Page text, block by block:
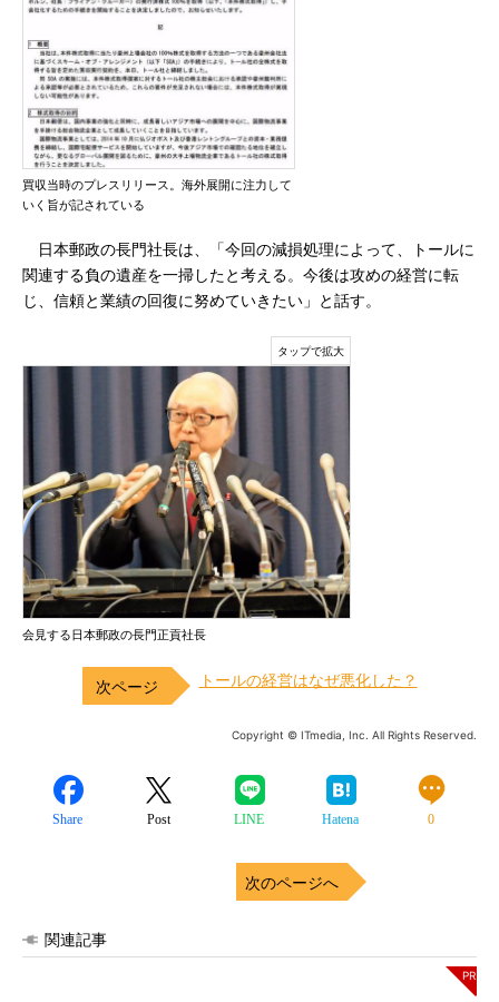
買収当時のプレスリリース。海外展開に注力して
いく旨が記されている
日本郵政の長門社長は、「今回の減損処理によって、トールに
関連する負の遺産を一掃したと考える。今後は攻めの経営に転
じ、信頼と業績の回復に努めていきたい」と話す。
会見する日本郵政の長門正貢社長
トールの経営はなぜ悪化した？
Copyright © ITmedia, Inc. All Rights Reserved.
Share Post LINE Hatena 0
次のページへ
関連記事